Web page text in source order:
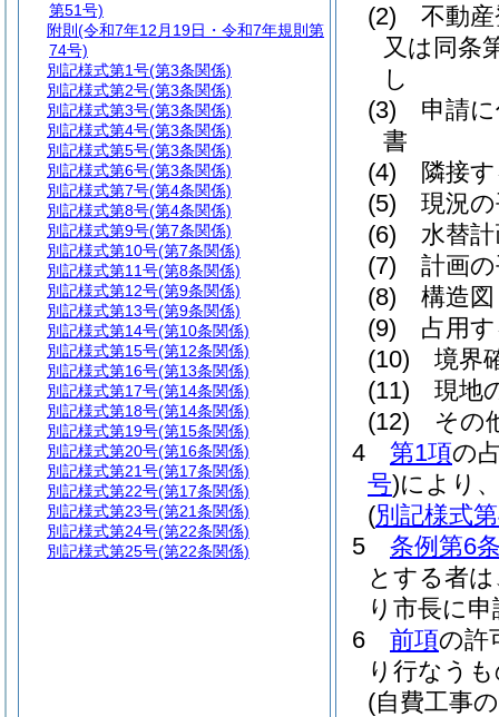
(2)
不動
又は同条
し
(3)
申請
書
(4)
隣接
(5)
現況
(6)
水替
(7)
計画
(8)
構造図
(9)
占用
(10)
境界
(11)
現地
(12)
その
4
第1項の
号)により
(別記様式
5
条例第6
とする者
り市長に
6
前項の許
り行なう
(自費工事
第51号)
附則 (令和7年12月19日・令和7年規則第
74号)
別記様式第1号(第3条関係)
別記様式第2号(第3条関係)
別記様式第3号(第3条関係)
別記様式第4号(第3条関係)
別記様式第5号(第3条関係)
別記様式第6号(第3条関係)
別記様式第7号(第4条関係)
別記様式第8号(第4条関係)
別記様式第9号(第7条関係)
別記様式第10号(第7条関係)
別記様式第11号(第8条関係)
別記様式第12号(第9条関係)
別記様式第13号(第9条関係)
別記様式第14号(第10条関係)
別記様式第15号(第12条関係)
別記様式第16号(第13条関係)
別記様式第17号(第14条関係)
別記様式第18号(第14条関係)
別記様式第19号(第15条関係)
別記様式第20号(第16条関係)
別記様式第21号(第17条関係)
別記様式第22号(第17条関係)
別記様式第23号(第21条関係)
別記様式第24号(第22条関係)
別記様式第25号(第22条関係)